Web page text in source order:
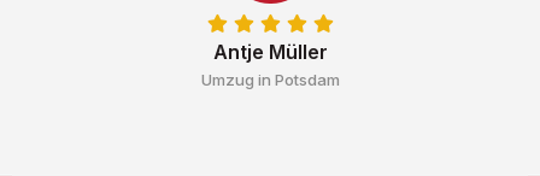
Antje Müller
Umzug in Potsdam